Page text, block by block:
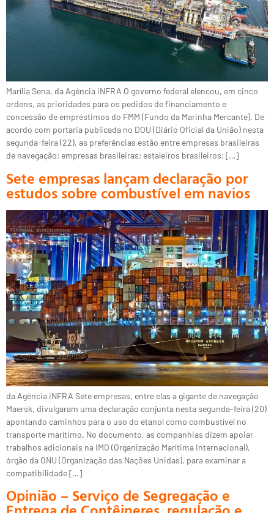
Marília Sena, da Agência iNFRA O governo federal elencou, em cinco
ordens, as prioridades para os pedidos de financiamento e
concessão de empréstimos do FMM (Fundo da Marinha Mercante). De
acordo com portaria publicada no DOU (Diário Oficial da União) nesta
segunda-feira (22), as preferências estão entre empresas brasileiras
de navegação; empresas brasileiras; estaleiros brasileiros; […]
Sete empresas lançam declaração por
estudos sobre combustível em navios
da Agência iNFRA Sete empresas, entre elas a gigante de navegação
Maersk, divulgaram uma declaração conjunta nesta segunda-feira (20)
apontando caminhos para o uso do etanol como combustível no
transporte marítimo. No documento, as companhias dizem apoiar
trabalhos adicionais na IMO (Organização Marítima Internacional),
órgão da ONU (Organização das Nações Unidas), para examinar a
compatibilidade […]
Opinião – Serviço de Segregação e